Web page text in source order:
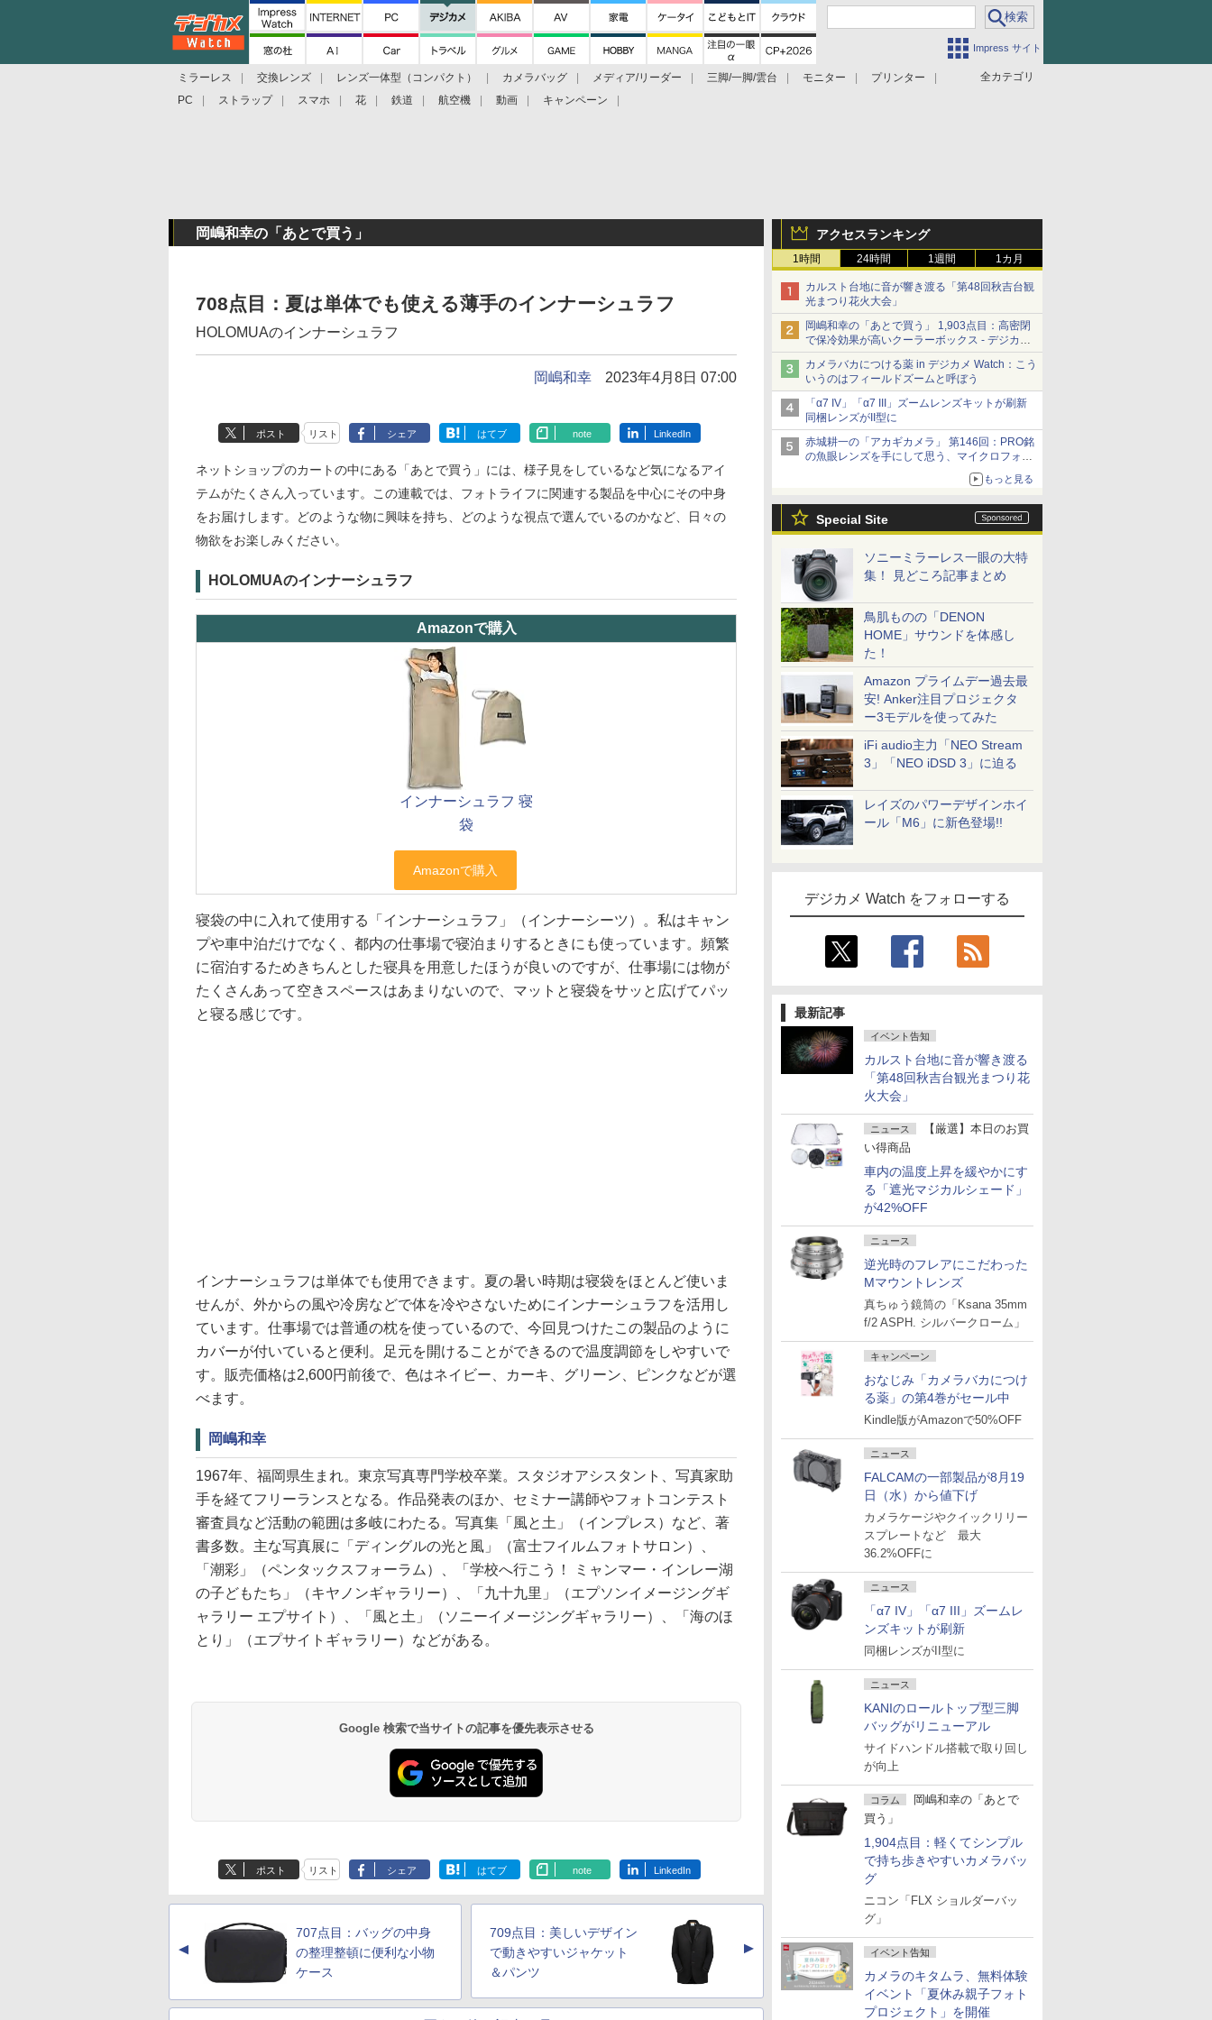
Impress サイト
全カテゴリ
ミラーレス 交換レンズ レンズ一体型（コンパクト） カメラバッグ メディア/リーダー 三脚/一脚/雲台 モニター
プリンター
PC
ストラップ スマホ 花 鉄道 航空機 動画 キャンペーン
アクセスランキング
1時間 24時間 1週間 1カ月
カルスト台地に音が響き渡る「第48回秋吉台観
光まつり花火大会」
岡嶋和幸の「あとで買う」 1,903点目：高密閉
で保冷効果が高いクーラーボックス - デジカメ
Watch
カメラバカにつける薬 in デジカメ Watch：こう
いうのはフィールドズームと呼ぼう
「α7 IV」「α7 III」ズームレンズキットが刷新
同梱レンズがII型に
赤城耕一の「アカギカメラ」 第146回：PRO銘
の魚眼レンズを手にして思う、マイクロフォー
もっと見る
Special Site
ソニーミラーレス一眼の大特
集！ 見どころ記事まとめ
鳥肌ものの「DENON
HOME」サウンドを体感し
た！
Amazon プライムデー過去最
安! Anker注目プロジェクタ
ー3モデルを使ってみた
iFi audio主力「NEO Stream
3」「NEO iDSD 3」に迫る
レイズのパワーデザインホイ
ール「M6」に新色登場!!
デジカメ Watch をフォローする
最新記事
イベント告知
カルスト台地に音が響き渡る
「第48回秋吉台観光まつり花
火大会」
ニュース
【厳選】本日のお買
い得商品
車内の温度上昇を緩やかにす
る「遮光マジカルシェード」
が42%OFF
ニュース
逆光時のフレアにこだわった
Mマウントレンズ
真ちゅう鏡筒の「Ksana 35mm
f/2 ASPH. シルバークローム」
キャンペーン
おなじみ「カメラバカにつけ
る薬」の第4巻がセール中
Kindle版がAmazonで50%OFF
ニュース
FALCAMの一部製品が8月19
日（水）から値下げ
カメラケージやクイックリリー
スプレートなど 最大
36.2%OFFに
ニュース
「α7 IV」「α7 III」ズームレ
ンズキットが刷新
同梱レンズがII型に
ニュース
KANIのロールトップ型三脚
バッグがリニューアル
サイドハンドル搭載で取り回し
が向上
コラム
岡嶋和幸の「あとで
買う」
1,904点目：軽くてシンプル
で持ち歩きやすいカメラバッ
グ
ニコン「FLX ショルダーバッ
グ」
イベント告知
カメラのキタムラ、無料体験
イベント「夏休み親子フォト
プロジェクト」を開催
岡嶋和幸の「あとで買う」
708点目：夏は単体でも使える薄手のインナーシュラフ
HOLOMUAのインナーシュラフ
岡嶋和幸 2023年4月8日 07:00
ポスト リスト シェア はてブ note LinkedIn
ネットショップのカートの中にある「あとで買う」には、様子見をしているなど気になるアイ
テムがたくさん入っています。この連載では、フォトライフに関連する製品を中心にその中身
をお届けします。どのような物に興味を持ち、どのような視点で選んでいるのかなど、日々の
物欲をお楽しみください。
HOLOMUAのインナーシュラフ
Amazonで購入
インナーシュラフ 寝
袋
寝袋の中に入れて使用する「インナーシュラフ」（インナーシーツ）。私はキャン
プや車中泊だけでなく、都内の仕事場で寝泊まりするときにも使っています。頻繁
に宿泊するためきちんとした寝具を用意したほうが良いのですが、仕事場には物が
たくさんあって空きスペースはあまりないので、マットと寝袋をサッと広げてパッ
と寝る感じです。
インナーシュラフは単体でも使用できます。夏の暑い時期は寝袋をほとんど使いま
せんが、外からの風や冷房などで体を冷やさないためにインナーシュラフを活用し
ています。仕事場では普通の枕を使っているので、今回見つけたこの製品のように
カバーが付いていると便利。足元を開けることができるので温度調節をしやすいで
す。販売価格は2,600円前後で、色はネイビー、カーキ、グリーン、ピンクなどが選
べます。
岡嶋和幸
1967年、福岡県生まれ。東京写真専門学校卒業。スタジオアシスタント、写真家助
手を経てフリーランスとなる。作品発表のほか、セミナー講師やフォトコンテスト
審査員など活動の範囲は多岐にわたる。写真集「風と土」（インプレス）など、著
書多数。主な写真展に「ディングルの光と風」（富士フイルムフォトサロン）、
「潮彩」（ペンタックスフォーラム）、「学校へ行こう！ ミャンマー・インレー湖
の子どもたち」（キヤノンギャラリー）、「九十九里」（エプソンイメージングギ
ャラリー エプサイト）、「風と土」（ソニーイメージングギャラリー）、「海のほ
とり」（エプサイトギャラリー）などがある。
Google 検索で当サイトの記事を優先表示させる
ポスト リスト シェア はてブ note LinkedIn
▲
707点目：バッグの中身
の整理整頓に便利な小物
ケース
709点目：美しいデザイン
で動きやすいジャケット
＆パンツ
▲